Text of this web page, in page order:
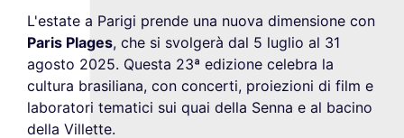
L'estate a Parigi prende una nuova dimensione con
Paris Plages, che si svolgerà dal 5 luglio al 31
agosto 2025. Questa 23ª edizione celebra la
cultura brasiliana, con concerti, proiezioni di film e
laboratori tematici sui quai della Senna e al bacino
della Villette.